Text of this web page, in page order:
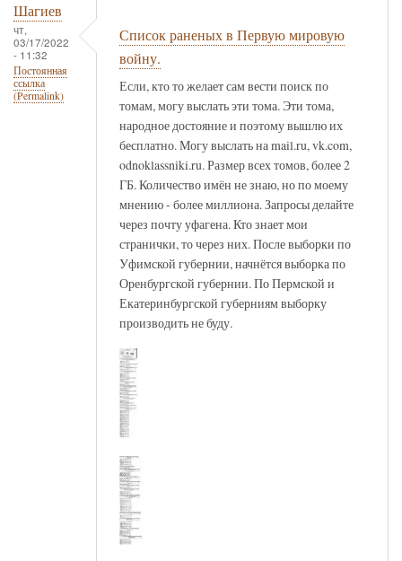
Шагиев
чт,
03/17/2022
- 11:32
Постоянная
ссылка
(Permalink)
Список раненых в Первую мировую
войну.
Если, кто то желает сам вести поиск по
томам, могу выслать эти тома. Эти тома,
народное достояние и поэтому вышлю их
бесплатно. Могу выслать на mail.ru, vk.com,
odnoklassniki.ru. Размер всех томов, более 2
ГБ. Количество имён не знаю, но по моему
мнению - более миллиона. Запросы делайте
через почту уфагена. Кто знает мои
странички, то через них. После выборки по
Уфимской губернии, начнётся выборка по
Оренбургской губернии. По Пермской и
Екатеринбургской губерниям выборку
производить не буду.